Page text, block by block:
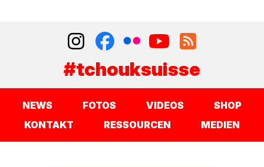
#tchouksuisse
NEWS FOTOS VIDEOS
SHOP
KONTAKT
RESSOURCEN MEDIEN